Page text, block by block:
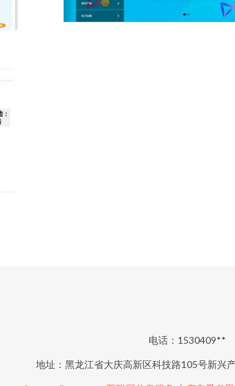
电话：1530409**
地址：黑龙江省大庆高新区科技路105号新兴